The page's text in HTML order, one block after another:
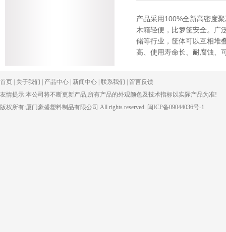
产品采用 100%全新高密度
木箱轻便，比箩筐安全。广
储等行业，筐体可以互相堆
高、使用寿命长、耐腐蚀、
首页 关于我们 产品中心 新闻中心 联系我们
留言反馈
友情提示:本公司将不断更新产品,所有产品的外观颜色及技术指标以实际产品为准!
版权所有:厦门豪盛塑料制品有限公司 All rights reserved. 闽ICP备09044036号-1